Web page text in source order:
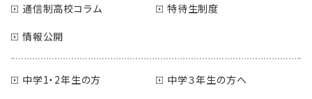
通信制高校コラム
特待生制度
情報公開
中学1・2年生の方
中学３年生の方へ